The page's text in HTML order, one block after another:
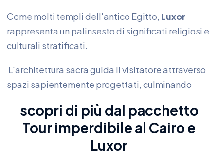
Come molti templi dell'antico Egitto, Luxor
rappresenta un palinsesto di significati religiosi e
culturali stratificati.
L'architettura sacra guida il visitatore attraverso
spazi sapientemente progettati, culminando
scopri di più dal pacchetto
Tour imperdibile al Cairo e
Luxor